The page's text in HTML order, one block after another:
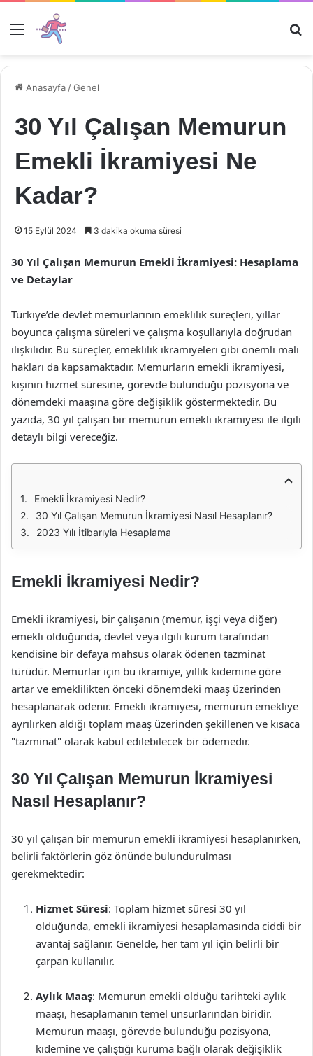
Menü
Anasayfa /Genel
30 Yıl Çalışan Memurun
Emekli İkramiyesi Ne
Kadar?
15 Eylül 2024 3 dakika okuma süresi
30 Yıl Çalışan Memurun Emekli İkramiyesi: Hesaplama
ve Detaylar
Türkiye’de devlet memurlarının emeklilik süreçleri, yıllar
boyunca çalışma süreleri ve çalışma koşullarıyla doğrudan
ilişkilidir. Bu süreçler, emeklilik ikramiyeleri gibi önemli mali
hakları da kapsamaktadır. Memurların emekli ikramiyesi,
kişinin hizmet süresine, görevde bulunduğu pozisyona ve
dönemdeki maaşına göre değişiklik göstermektedir. Bu
yazıda, 30 yıl çalışan bir memurun emekli ikramiyesi ile ilgili
detaylı bilgi vereceğiz.
Emekli İkramiyesi Nedir?
30 Yıl Çalışan Memurun İkramiyesi Nasıl Hesaplanır?
2023 Yılı İtibarıyla Hesaplama
Emekli İkramiyesi Nedir?
Emekli ikramiyesi, bir çalışanın (memur, işçi veya diğer)
emekli olduğunda, devlet veya ilgili kurum tarafından
kendisine bir defaya mahsus olarak ödenen tazminat
türüdür. Memurlar için bu ikramiye, yıllık kıdemine göre
artar ve emeklilikten önceki dönemdeki maaş üzerinden
hesaplanarak ödenir. Emekli ikramiyesi, memurun emekliye
ayrılırken aldığı toplam maaş üzerinden şekillenen ve kısaca
"tazminat" olarak kabul edilebilecek bir ödemedir.
30 Yıl Çalışan Memurun İkramiyesi
Nasıl Hesaplanır?
30 yıl çalışan bir memurun emekli ikramiyesi hesaplanırken,
belirli faktörlerin göz önünde bulundurulması
gerekmektedir:
Hizmet Süresi: Toplam hizmet süresi 30 yıl
olduğunda, emekli ikramiyesi hesaplamasında ciddi bir
avantaj sağlanır. Genelde, her tam yıl için belirli bir
çarpan kullanılır.
Aylık Maaş: Memurun emekli olduğu tarihteki aylık
maaşı, hesaplamanın temel unsurlarından biridir.
Memurun maaşı, görevde bulunduğu pozisyona,
kıdemine ve çalıştığı kuruma bağlı olarak değişiklik